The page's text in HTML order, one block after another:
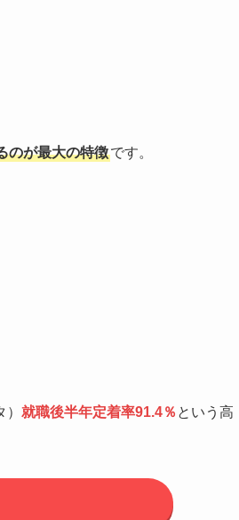
のが最大の特徴です。
就職後半年定着率91.4％ という高